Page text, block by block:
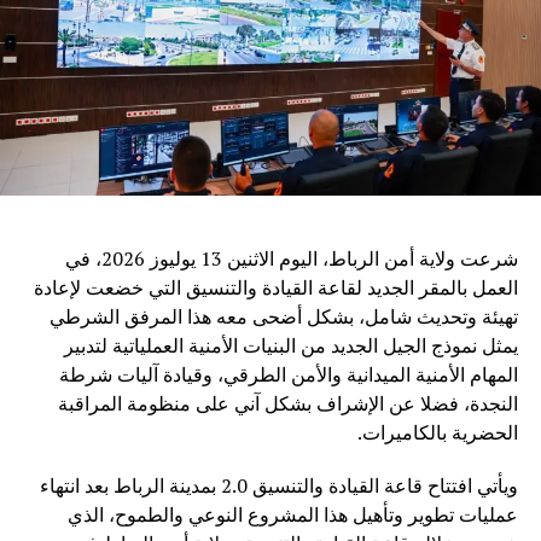
مجال الذكاء الاصطناعي، معلناً عن توفير فرص للتدريب
والدراسة، وإنشاء مراكز تعاون دولية مع عدد من المنظمات
الإقليمية، من بينها جامعة الدول العربية والاتحاد الإفريقي ورابطة
دول جنوب شرق آسيا.
ويرى مراقبون أن الدعوة الصينية إلى تعزيز التعاون في مجال
الذكاء الاصطناعي تعكس التحول المتزايد لهذه التكنولوجيا إلى
فقط تطوير القدرات التقنية، بل ضمان أن تكون هذه القدرات
متاحة بشكل عادل وآمن لجميع الدول.
وفي ظل المنافسة العالمية المتزايدة في مجال الذكاء
الاصطناعي، تطرح الصين رؤية تقوم على اعتبار التكنولوجيا
جسراً للتعاون والتنمية، وليس مجالاً للصراع، مؤكدة أن مستقبل
الذكاء الاصطناعي يجب أن يكون قائماً على الحكمة البشرية
والمسؤولية المشتركة من أجل خدمة رفاهية الشعوب
شرعت ولاية أمن الرباط، اليوم الاثنين 13 يوليوز 2026، في
العمل بالمقر الجديد لقاعة القيادة والتنسيق التي خضعت لإعادة
تهيئة وتحديث شامل، بشكل أضحى معه هذا المرفق الشرطي
يمثل نموذج الجيل الجديد من البنيات الأمنية العملياتية لتدبير
المهام الأمنية الميدانية والأمن الطرقي، وقيادة آليات شرطة
النجدة، فضلا عن الإشراف بشكل آني على منظومة المراقبة
الحضرية بالكاميرات.
ويأتي افتتاح قاعة القيادة والتنسيق 2.0 بمدينة الرباط بعد انتهاء
عمليات تطوير وتأهيل هذا المشروع النوعي والطموح، الذي